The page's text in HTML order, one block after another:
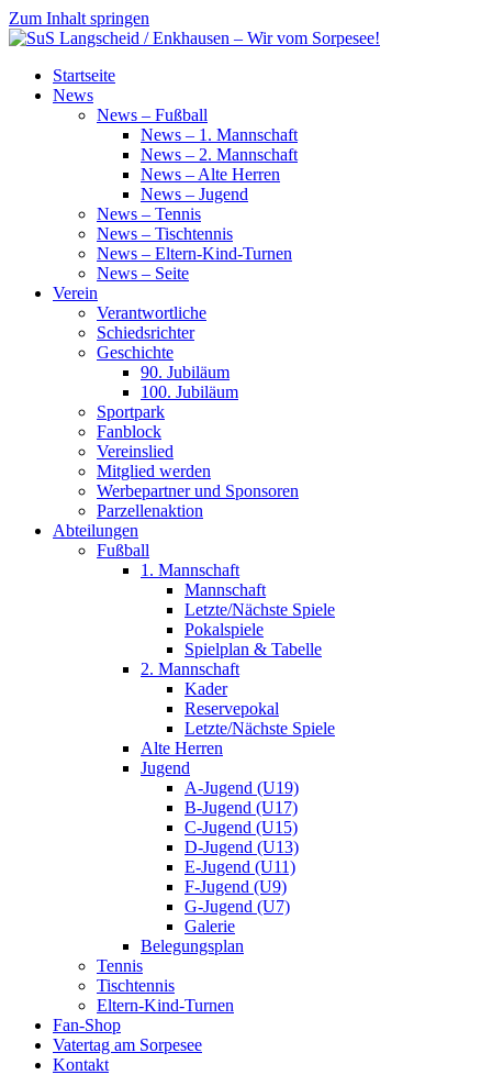
Zum Inhalt springen
SuS
Langscheid
Startseite
News
News – Fußball
News – 1. Mannschaft
News – 2. Mannschaft
News – Alte Herren
News – Jugend
News – Tennis
News – Tischtennis
News – Eltern-Kind-Turnen
News – Seite
Verein
Verantwortliche
Schiedsrichter
Geschichte
90. Jubiläum
100. Jubiläum
Sportpark
Fanblock
Vereinslied
Mitglied werden
Werbepartner und Sponsoren
Parzellenaktion
Abteilungen
Fußball
1. Mannschaft
Mannschaft
Letzte/Nächste Spiele
Pokalspiele
Spielplan & Tabelle
2. Mannschaft
Kader
Reservepokal
Letzte/Nächste Spiele
Alte Herren
Jugend
A-Jugend (U19)
B-Jugend (U17)
C-Jugend (U15)
D-Jugend (U13)
E-Jugend (U11)
F-Jugend (U9)
G-Jugend (U7)
Galerie
Belegungsplan
Tennis
Tischtennis
Eltern-Kind-Turnen
Fan-Shop
Vatertag am Sorpesee
Kontakt